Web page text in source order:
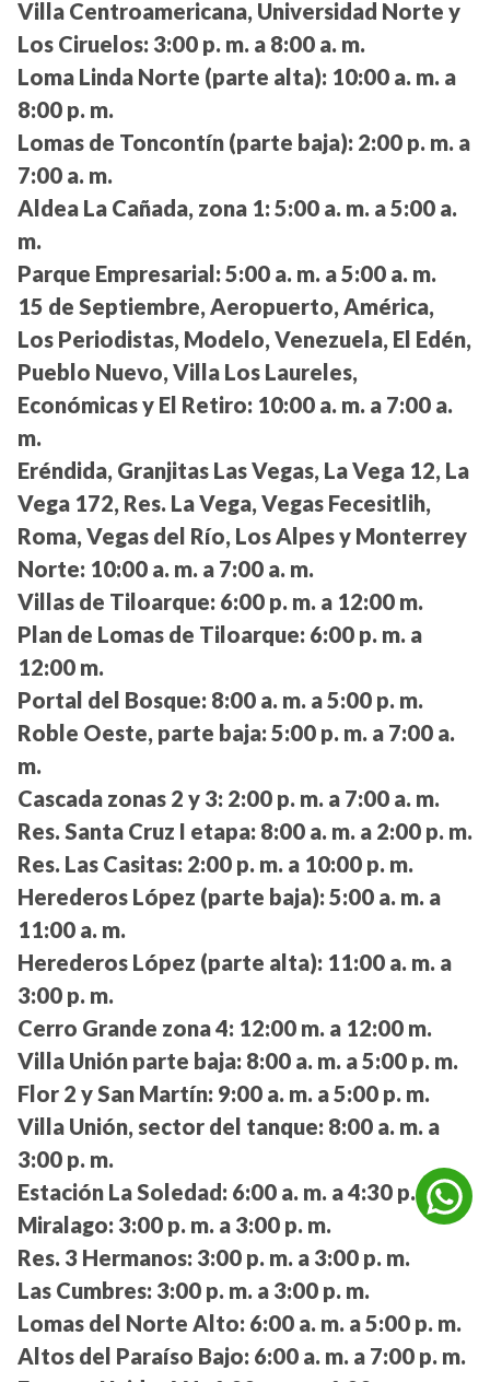
Villa Centroamericana, Universidad Norte y
Los Ciruelos: 3:00 p. m. a 8:00 a. m.
Loma Linda Norte (parte alta): 10:00 a. m. a
8:00 p. m.
Lomas de Toncontín (parte baja): 2:00 p. m. a
7:00 a. m.
Aldea La Cañada, zona 1: 5:00 a. m. a 5:00 a.
m.
Parque Empresarial: 5:00 a. m. a 5:00 a. m.
15 de Septiembre, Aeropuerto, América,
Los Periodistas, Modelo, Venezuela, El Edén,
Pueblo Nuevo, Villa Los Laureles,
Económicas y El Retiro: 10:00 a. m. a 7:00 a.
m.
Eréndida, Granjitas Las Vegas, La Vega 12, La
Vega 172, Res. La Vega, Vegas Fecesitlih,
Roma, Vegas del Río, Los Alpes y Monterrey
Norte: 10:00 a. m. a 7:00 a. m.
Villas de Tiloarque: 6:00 p. m. a 12:00 m.
Plan de Lomas de Tiloarque: 6:00 p. m. a
12:00 m.
Portal del Bosque: 8:00 a. m. a 5:00 p. m.
Roble Oeste, parte baja: 5:00 p. m. a 7:00 a.
m.
Cascada zonas 2 y 3: 2:00 p. m. a 7:00 a. m.
Res. Santa Cruz I etapa: 8:00 a. m. a 2:00 p. m.
Res. Las Casitas: 2:00 p. m. a 10:00 p. m.
Herederos López (parte baja): 5:00 a. m. a
11:00 a. m.
Herederos López (parte alta): 11:00 a. m. a
3:00 p. m.
Cerro Grande zona 4: 12:00 m. a 12:00 m.
Villa Unión parte baja: 8:00 a. m. a 5:00 p. m.
Flor 2 y San Martín: 9:00 a. m. a 5:00 p. m.
Villa Unión, sector del tanque: 8:00 a. m. a
3:00 p. m.
Estación La Soledad: 6:00 a. m. a 4:30 p. m.
Miralago: 3:00 p. m. a 3:00 p. m.
Res. 3 Hermanos: 3:00 p. m. a 3:00 p. m.
Las Cumbres: 3:00 p. m. a 3:00 p. m.
Lomas del Norte Alto: 6:00 a. m. a 5:00 p. m.
Altos del Paraíso Bajo: 6:00 a. m. a 7:00 p. m.